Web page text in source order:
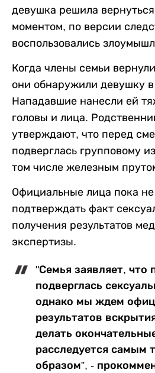
девушка решила
моментом, по версии
воспользовались
Когда члены семьи
они обнаружили девушку
Нападавшие нанесли ей
головы и лица.
утверждают, что перед
подверглась групповому
том числе железным
Официальные лица пока
подтверждать факт
получения результатов
экспертизы.
"Семья заявляет, что
подверглась
однако мы ждем
результатов
делать
расследуется самым
образом”, -